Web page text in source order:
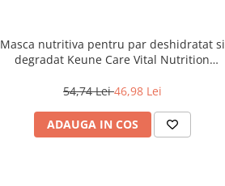
Masca nutritiva pentru par deshidratat si
degradat Keune Care Vital Nutrition
54,74 Lei46,98 Lei
ADAUGA IN COS